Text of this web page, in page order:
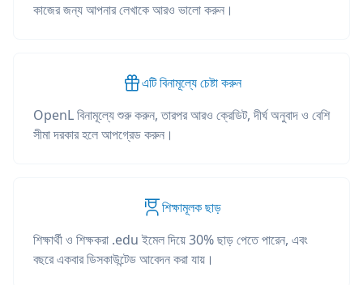
কাজের জন্য আপনার লেখাকে আরও ভালো করুন।
এটি বিনামূল্যে চেষ্টা করুন
OpenL বিনামূল্যে শুরু করুন, তারপর আরও ক্রেডিট, দীর্ঘ অনুবাদ ও বেশি
সীমা দরকার হলে আপগ্রেড করুন।
শিক্ষামূলক ছাড়
শিক্ষার্থী ও শিক্ষকরা .edu ইমেল দিয়ে 30% ছাড় পেতে পারেন, এবং
বছরে একবার ডিসকাউন্টেড আবেদন করা যায়।